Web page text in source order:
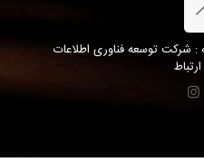
: شرکت توسعه فناوری اطلاعات